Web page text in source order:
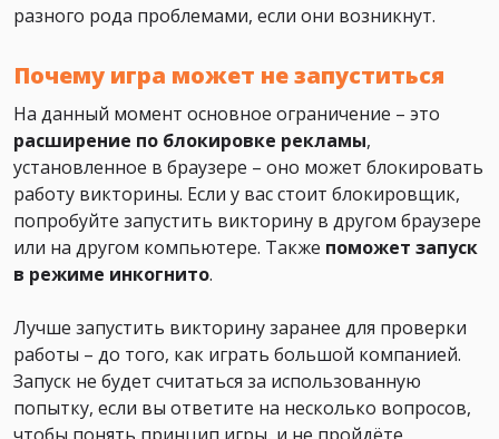
разного рода проблемами, если они возникнут.
Почему игра может не запуститься
На данный момент основное ограничение – это
расширение по блокировке рекламы,
установленное в браузере – оно может блокировать
работу викторины. Если у вас стоит блокировщик,
попробуйте запустить викторину в другом браузере
или на другом компьютере. Также поможет запуск
в режиме инкогнито.
Лучше запустить викторину заранее для проверки
работы – до того, как играть большой компанией.
Запуск не будет считаться за использованную
попытку, если вы ответите на несколько вопросов,